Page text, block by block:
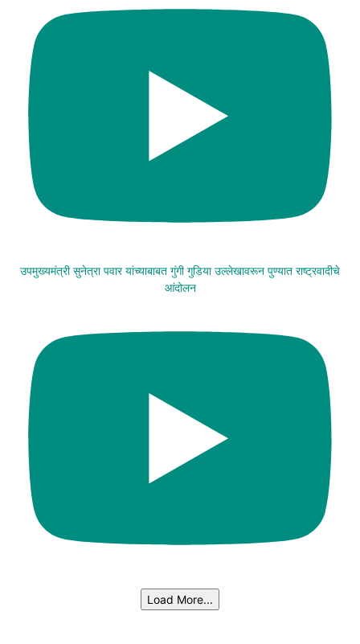
उपमुख्यमंत्री सुनेत्रा पवार यांच्याबाबत गुंगी गुडिया उल्लेखावरून पुण्यात राष्ट्रवादीचे
आंदोलन
Load More...